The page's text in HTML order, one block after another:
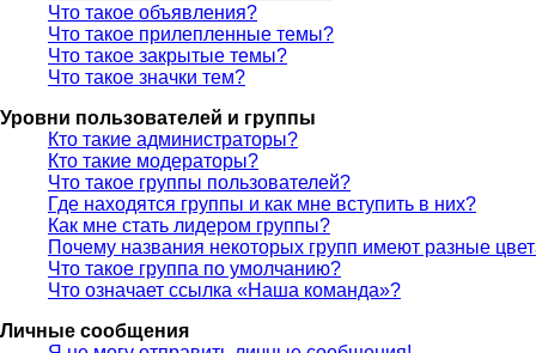
Что такое объявления?
Что такое прилепленные темы?
Что такое закрытые темы?
Что такое значки тем?
Уровни пользователей и группы
Кто такие администраторы?
Кто такие модераторы?
Что такое группы пользователей?
Где находятся группы и как мне вступить в них?
Как мне стать лидером группы?
Почему названия некоторых групп имеют разные
Что такое группа по умолчанию?
Что означает ссылка «Наша команда»?
Личные сообщения